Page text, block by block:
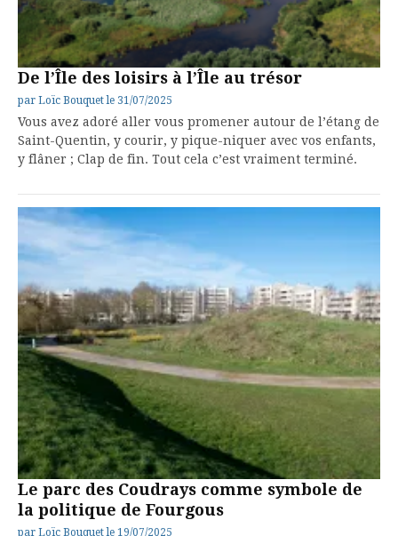
De l’Île des loisirs à l’Île au trésor
par Loïc Bouquet le 31/07/2025
Vous avez adoré aller vous promener autour de l’étang de
Saint-Quentin, y courir, y pique-niquer avec vos enfants,
y flâner ; Clap de fin. Tout cela c’est vraiment terminé.
Le parc des Coudrays comme symbole de
la politique de Fourgous
par Loïc Bouquet le 19/07/2025